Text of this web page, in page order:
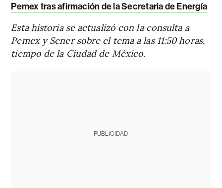
Pemex tras afirmación de la Secretaria de Energía
Esta historia se actualizó con la consulta a
Pemex y Sener sobre el tema a las 11:50 horas,
tiempo de la Ciudad de México.
PUBLICIDAD